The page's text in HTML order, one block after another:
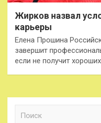
Жирков назвал
карьеры
Елена Прошина
завершит
если не получит